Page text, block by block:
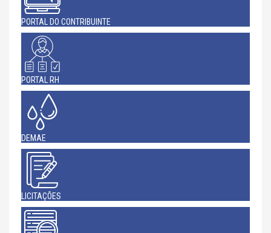
PORTAL DO CONTRIBUINTE
PORTAL RH
DEMAE
LICITAÇÕES